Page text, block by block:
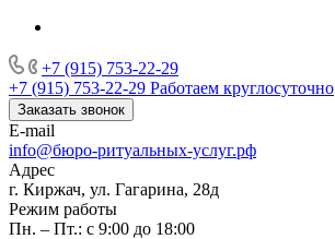
+7 (915) 753-22-29
+7 (915) 753-22-29 Работаем круглосуточно
Заказать звонок
E-mail
info@бюро-ритуальных-услуг.рф
Адрес
г. Киржач, ул. Гагарина, 28д
Режим работы
Пн. – Пт.: с 9:00 до 18:00